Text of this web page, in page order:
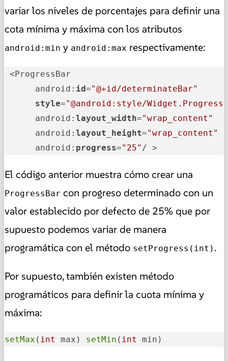
variar los niveles de porcentajes para definir una
cota mínima y máxima con los atributos
android:min y android:max respectivamente:
<ProgressBar
      android:
id="@+id/determinateBar"
style="@android:style/
      android:
layout_width="wrap_content"
      android:
layout_height="wrap_content"
      android:
progress="25" / >
El código anterior muestra cómo crear una
ProgressBar con progreso determinado con un
valor establecido por defecto de 25% que por
supuesto podemos variar de manera
programática con el método setProgress(int) .
Por supuesto, también existen método
programáticos para definir la cuota mínima y
máxima:
setMax ( int max) setMin ( int min)